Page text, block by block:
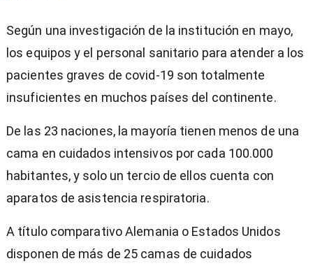
Según una investigación de la institución en mayo,
los equipos y el personal sanitario para atender a los
pacientes graves de covid-19 son totalmente
insuficientes en muchos países del continente.
De las 23 naciones, la mayoría tienen menos de una
cama en cuidados intensivos por cada 100.000
habitantes, y solo un tercio de ellos cuenta con
aparatos de asistencia respiratoria.
A título comparativo Alemania o Estados Unidos
disponen de más de 25 camas de cuidados